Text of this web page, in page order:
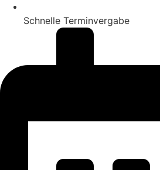
Schnelle Terminvergabe